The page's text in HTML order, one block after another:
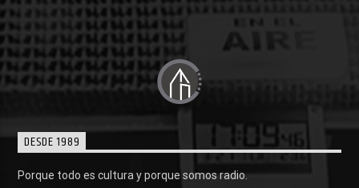
DESDE 1989
Porque todo es cultura y porque somos radio.